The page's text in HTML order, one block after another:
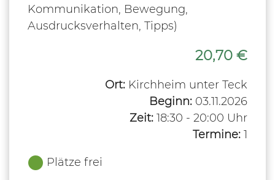
Kommunikation, Bewegung,
Ausdrucksverhalten, Tipps)
20,70 €
Ort: Kirchheim unter Teck
Beginn: 03.11.2026
Zeit: 18:30 - 20:00 Uhr
Termine: 1
Plätze frei